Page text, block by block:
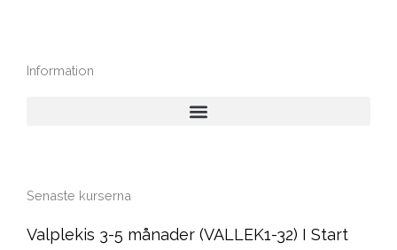
Information
Senaste kurserna
Valplekis 3-5 månader (VALLEK1-32) I Start